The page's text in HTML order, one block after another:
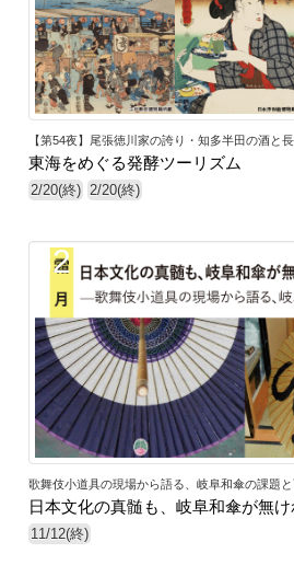
【第54夜】尾張徳川家の誇り・知多半田の酒と
東海をめぐる発酵ツーリズム
2/20(終) 2/20(終)
32
歌舞伎小道具の現場から語る、岐阜和傘の課題
日本文化の真髄も、岐阜和傘が無
11/12(終)